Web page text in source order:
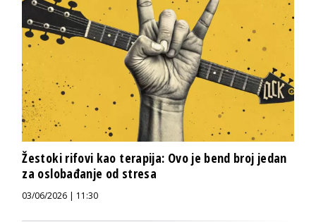
Žestoki rifovi kao terapija: Ovo je bend broj jedan
za oslobađanje od stresa
03/06/2026 | 11:30